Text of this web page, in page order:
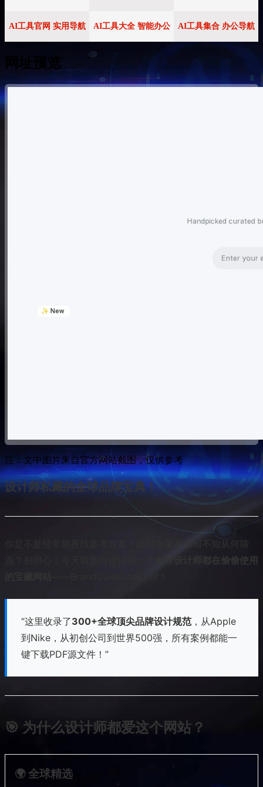
AI工具官网 实用导航 AI工具大全 智能办公 AI工具集合 办公导航
网址预览
注：文中图片来自官方网站截图，仅供参考
设计师私藏的全球品牌宝典！
你是不是经常熬夜找参考方案？面对海量案例却不知从何筛
全球设计师都在偷偷使用
“这里收录了300+全球顶尖品牌设计规范，从Apple
到Nike，从初创公司到世界500强，所有案例都能一
键下载PDF源文件！”
🎯 为什么设计师都爱这个网站？
🌍 全球精选